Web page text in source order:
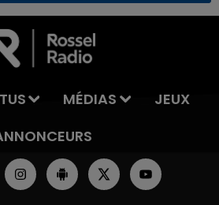
END
MÉDIAS
JEUX